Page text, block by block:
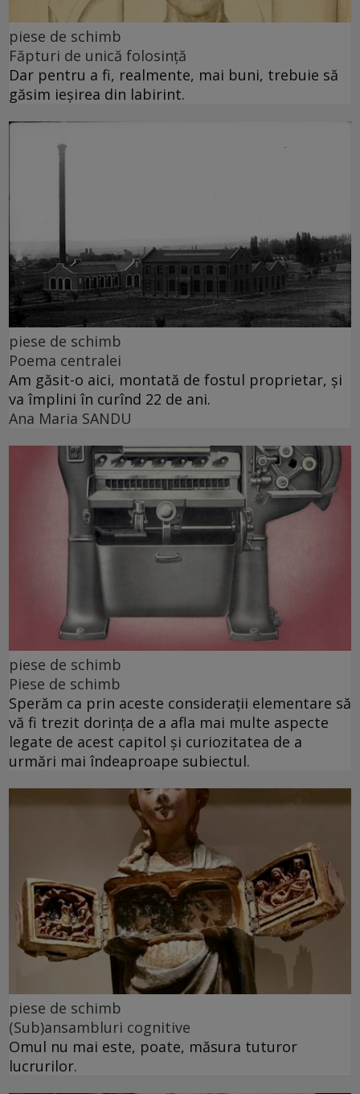
piese de schimb
Făpturi de unică folosință
Dar pentru a fi, realmente, mai buni, trebuie să
găsim ieșirea din labirint.
piese de schimb
Poema centralei
Am găsit-o aici, montată de fostul proprietar, și
va împlini în curînd 22 de ani.
Ana Maria SANDU
piese de schimb
Piese de schimb
Sperăm ca prin aceste considerații elementare să
vă fi trezit dorința de a afla mai multe aspecte
legate de acest capitol și curiozitatea de a
urmări mai îndeaproape subiectul.
piese de schimb
(Sub)ansambluri cognitive
Omul nu mai este, poate, măsura tuturor
lucrurilor.